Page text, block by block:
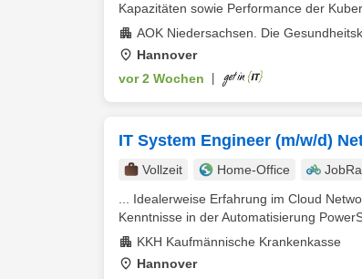
Kapazitäten sowie Performance der
AOK Niedersachsen. Die
Hannover
vor 2 Wochen
IT System Engineer (m/w/d)
Vollzeit Home-Office
... Idealerweise Erfahrung im Cloud
Kenntnisse in der Automatisierung
KKH Kaufmännische Krankenkasse
Hannover